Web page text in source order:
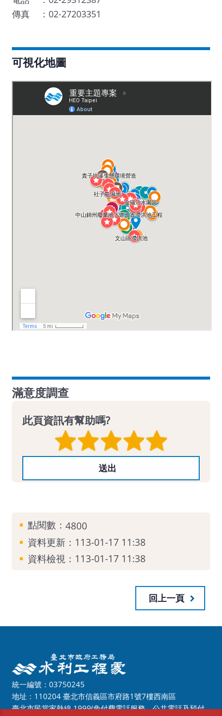
傳真 ：02-27203351
可視化地圖
滿意度調查
此頁資訊有幫助嗎?
點閱數： 4800
資料更新： 113-01-17 11:38
資料檢視： 113-01-17 11:38
回上一頁
統一編號：03750245
地址：110204 臺北市信義區市府路1號7樓西南區
臺北市民當家熱線1999(免付費電話服務，公共電話及預付